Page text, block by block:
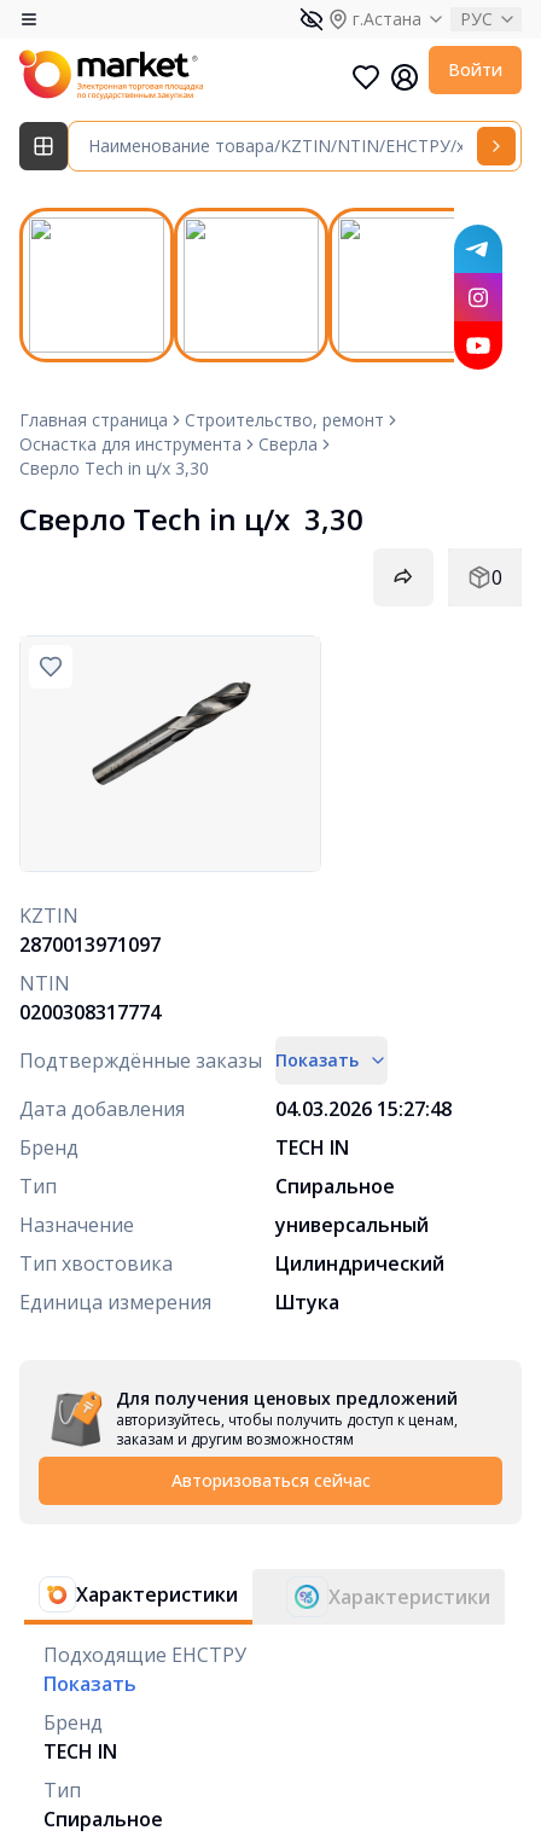
г.Астана РУС
Войти
Главная страница
Строительство, ремонт
Оснастка для инструмента
Сверла
Сверло Tech in ц/х 3,30
Сверло Tech in ц/х  3,30
0
KZTIN
2870013971097
NTIN
0200308317774
Подтверждённые заказы
Показать
Дата добавления
04.03.2026 15:27:48
Бренд
TECH IN
Тип
Спиральное
Назначение
универсальный
Тип хвостовика
Цилиндрический
Единица измерения
Штука
Для получения ценовых предложений
авторизуйтесь, чтобы получить доступ к ценам,
заказам и другим возможностям
Авторизоваться сейчас
Характеристики Характеристики
Подходящие ЕНСТРУ
Показать
Бренд
TECH IN
Тип
Спиральное